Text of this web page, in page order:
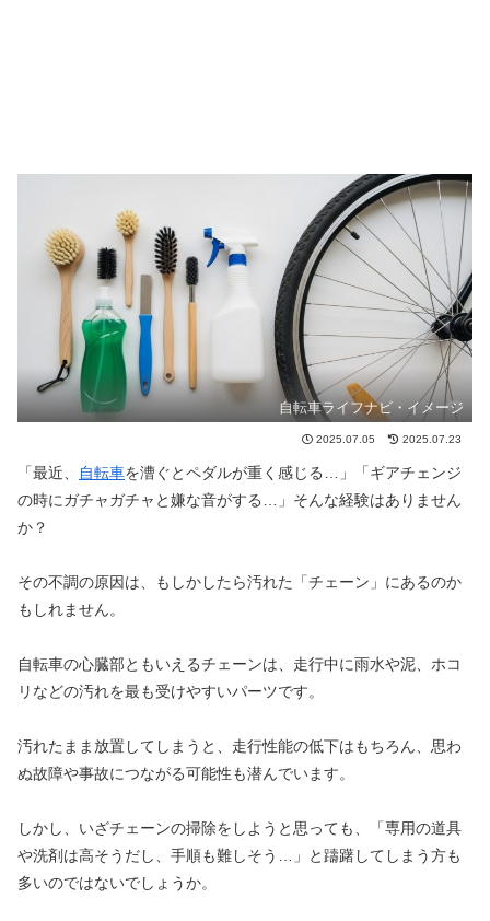
自転車ライフナビ・イメージ
2025.07.05 2025.07.23
「最近、 自転車を漕ぐとペダルが重く感じる…」「ギアチェンジ
の時にガチャガチャと嫌な音がする…」そんな経験はありません
か？
その不調の原因は、もしかしたら汚れた「チェーン」にあるのか
もしれません。
自転車の心臓部ともいえるチェーンは、走行中に雨水や泥、ホコ
リなどの汚れを最も受けやすいパーツです。
汚れたまま放置してしまうと、走行性能の低下はもちろん、思わ
ぬ故障や事故につながる可能性も潜んでいます。
しかし、いざチェーンの掃除をしようと思っても、「専用の道具
や洗剤は高そうだし、手順も難しそう…」と躊躇してしまう方も
多いのではないでしょうか。